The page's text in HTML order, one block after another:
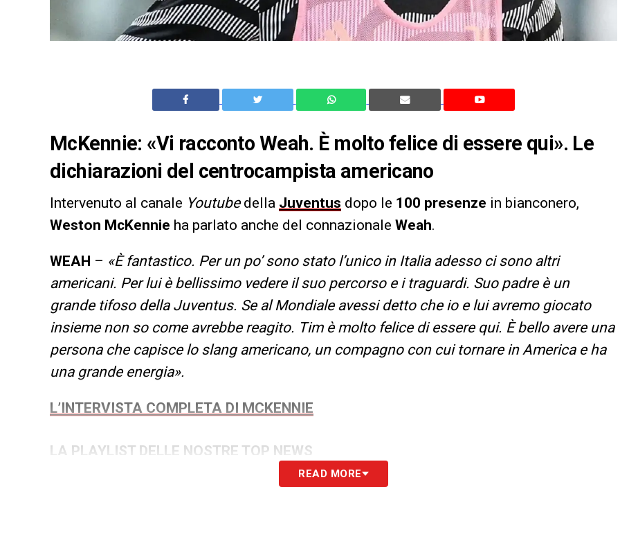
McKennie: «Vi racconto Weah. È molto felice di essere qui». Le
dichiarazioni del centrocampista americano
Intervenuto al canale Youtube della Juventus dopo le 100 presenze in bianconero,
Weston McKennie ha parlato anche del connazionale Weah.
WEAH – «È fantastico. Per un po’ sono stato l’unico in Italia adesso ci sono altri
americani. Per lui è bellissimo vedere il suo percorso e i traguardi. Suo padre è un
grande tifoso della Juventus. Se al Mondiale avessi detto che io e lui avremo giocato
insieme non so come avrebbe reagito. Tim è molto felice di essere qui. È bello avere una
persona che capisce lo slang americano, un compagno con cui tornare in America e ha
una grande energia».
L’INTERVISTA COMPLETA DI MCKENNIE
LA PLAYLIST DELLE NOSTRE TOP NEWS
READ MORE